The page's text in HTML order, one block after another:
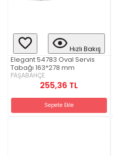
Hızlı Bakış
Elegant 54783 Oval Servis
Tabağı 163*278 mm
PAŞABAHÇE
255,36 TL
Sepete Ekle